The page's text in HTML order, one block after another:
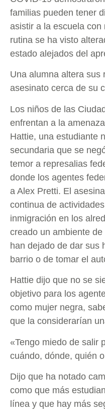
familias pueden tener
asistir a la escuela
rutina se ha visto
estado alejados del
Una alumna altera sus
asesinato cerca de su
Los niños de las
enfrentan a la
Hattie, una estudiante
secundaria que se
temor a represalias
donde los agentes
a Alex Pretti. El
continua de
inmigración en los
creado un ambiente
han dejado de dar sus
barrio o de tomar el
Hattie dijo que no se
objetivo para los
como mujer negra,
que la considerarían
«Tengo miedo de salir
cuándo, dónde, quién
Dijo que ha notado
como que más
línea y que hay más